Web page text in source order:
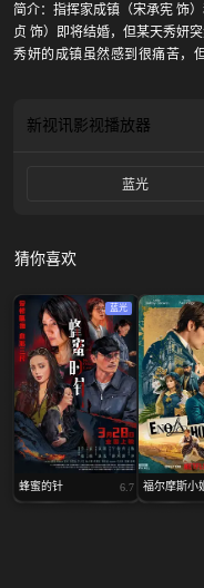
简介：指挥家成镇（宋承宪 饰
贞 饰）即将结婚，但某天秀妍
秀妍的成镇虽然感到很痛苦，
他们……
新视讯影视播放器
蓝光
猜你喜欢
蓝光
蜂蜜的针 6.7 福尔摩斯小